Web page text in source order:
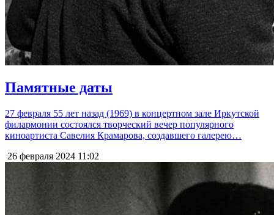
Памятные даты
27 февраля 55 лет назад (1969) в концертном зале Иркутской
филармонии состоялся творческий вечер популярного
киноартиста Савелия Крамарова, создавшего галерею…
26 февраля 2024 11:02